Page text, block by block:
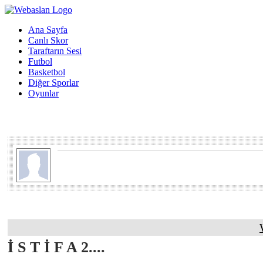
Ana Sayfa
Canlı Skor
Taraftarın Sesi
Futbol
Basketbol
Diğer Sporlar
Oyunlar
İ S T İ F A 2....